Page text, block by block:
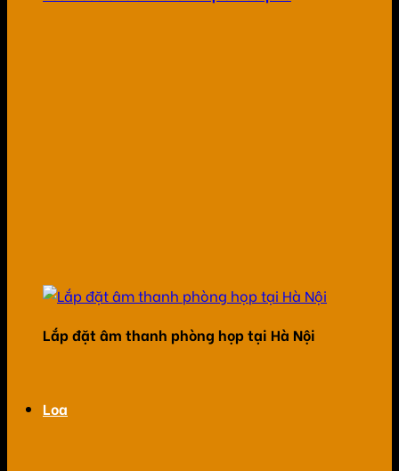
Lắp đặt âm thanh phòng họp tại Hà Nội
Loa